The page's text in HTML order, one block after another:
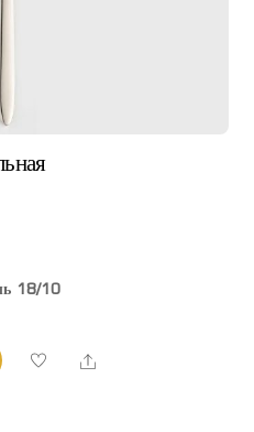
18/10
Share